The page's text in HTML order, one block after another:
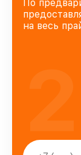
По
на весь